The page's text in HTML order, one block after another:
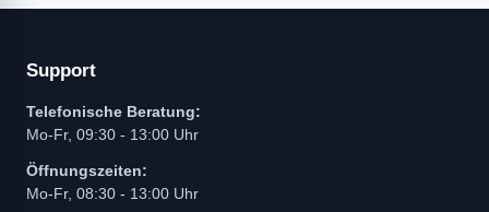
Support
Telefonische Beratung:
Mo-Fr, 09:30 - 13:00 Uhr
Öffnungszeiten:
Mo-Fr, 08:30 - 13:00 Uhr